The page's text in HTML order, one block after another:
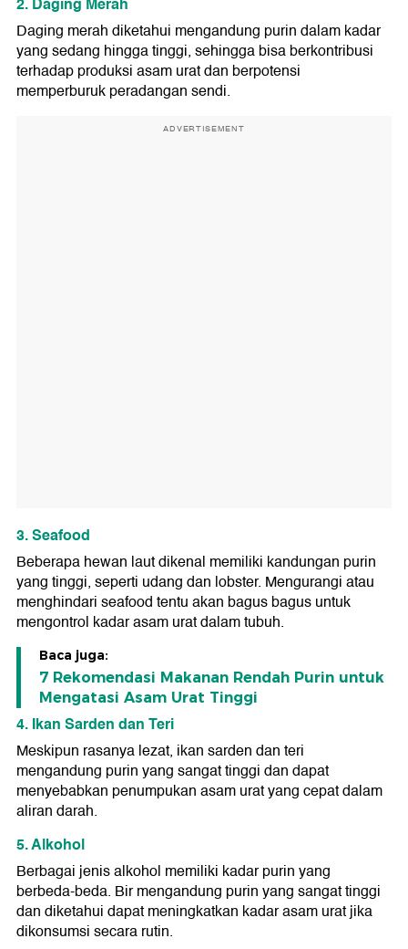
Daging merah diketahui mengandung purin dalam kadar
yang sedang hingga tinggi, sehingga bisa berkontribusi
terhadap produksi asam urat dan berpotensi
memperburuk peradangan sendi.
ADVERTISEMENT
3. Seafood
Beberapa hewan laut dikenal memiliki kandungan purin
yang tinggi, seperti udang dan lobster. Mengurangi atau
menghindari seafood tentu akan bagus bagus untuk
mengontrol kadar asam urat dalam tubuh.
Baca juga:
7 Rekomendasi Makanan Rendah Purin untuk
Mengatasi Asam Urat Tinggi
4. Ikan Sarden dan Teri
Meskipun rasanya lezat, ikan sarden dan teri
mengandung purin yang sangat tinggi dan dapat
menyebabkan penumpukan asam urat yang cepat dalam
aliran darah.
5. Alkohol
Berbagai jenis alkohol memiliki kadar purin yang
berbeda-beda. Bir mengandung purin yang sangat tinggi
dan diketahui dapat meningkatkan kadar asam urat jika
dikonsumsi secara rutin.